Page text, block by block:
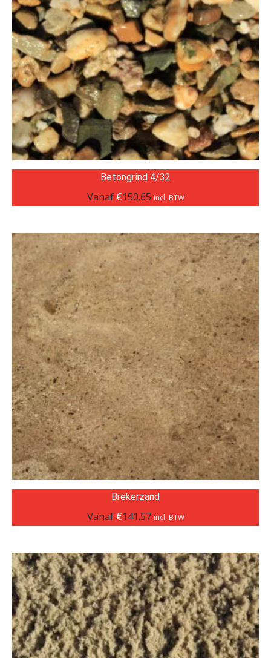
Betongrind 4/32
Vanaf €150.65 incl. BTW
Brekerzand
Vanaf €141.57 incl. BTW